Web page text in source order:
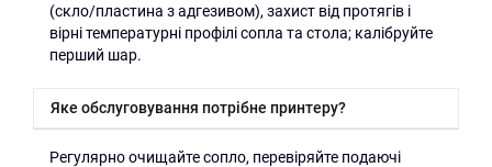
(скло/пластина з адгезивом), захист від протягів і
вірні температурні профілі сопла та стола; калібруйте
перший шар.
Яке обслуговування потрібне принтеру?
Регулярно очищайте сопло, перевіряйте подаючі